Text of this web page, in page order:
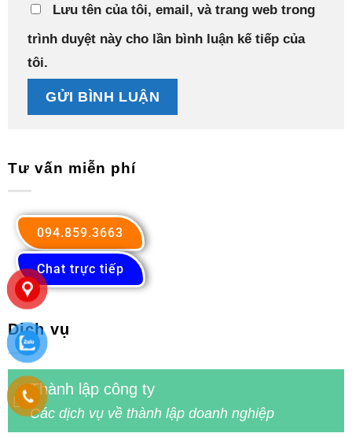
Lưu tên của tôi, email, và trang web trong
trình duyệt này cho lần bình luận kế tiếp của
tôi.
Tư vấn miễn phí
094.859.3663
Chat trực tiếp
Dịch vụ
Thành lập công ty
Các dịch vụ về thành lập doanh nghiệp